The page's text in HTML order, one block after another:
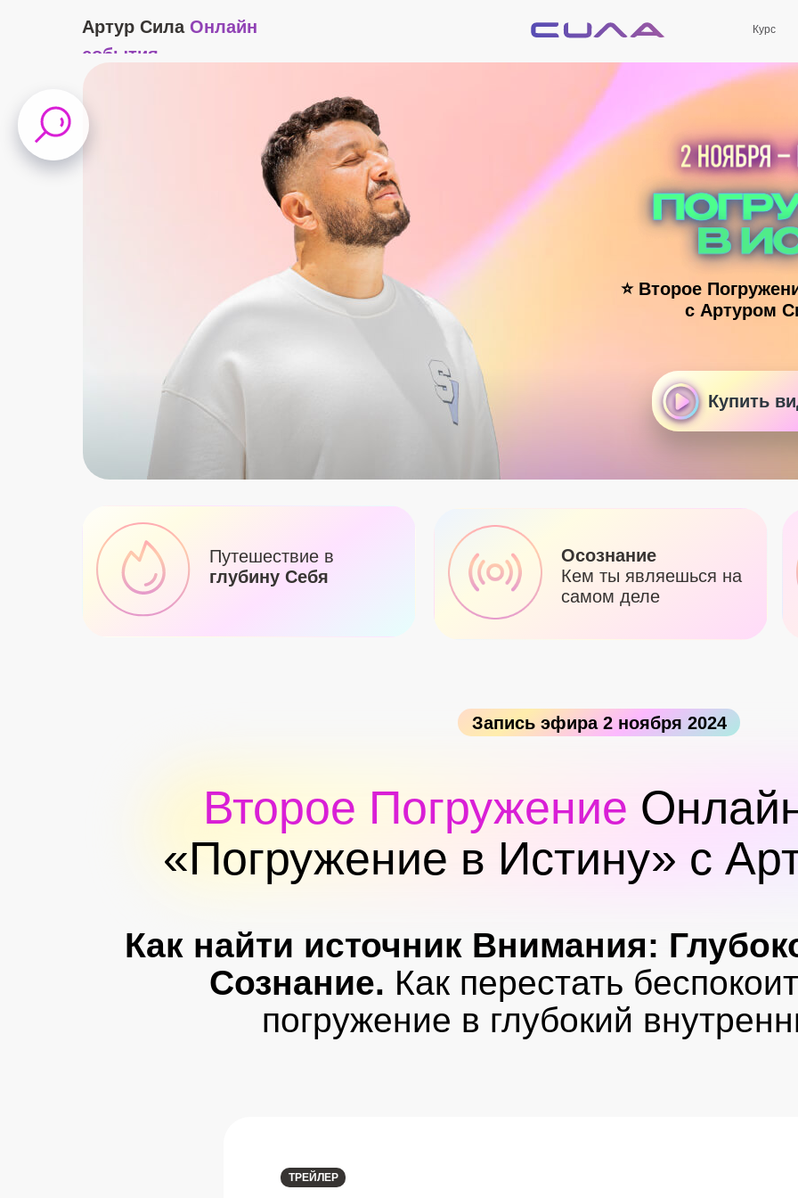
Курс
Артур Сила Онлайн
события
⭐ Второе
с Артуром
Купить
Путешествие в
глубину Себя
Осознание
Кем ты являешься на
самом деле
Второе Погружение
«Погружение в Истину» с
Как найти источник Внимания:
Сознание. Как перестать
погружение в глубокий
Запись эфира 2 ноября 2024
ТРЕЙЛЕР